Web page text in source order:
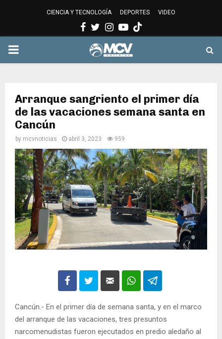
CIENCIA Y TECNOLOGÍA DEPORTES VIDEO
Facebook
Twitter
Instagram
Youtube
PRIMARY
Arranque sangriento el primer día
de las vacaciones semana santa en
Cancún
by mcvnoticias abril 3, 2023 959
Cancún.- En el primer día de semana santa, y en el marco
del arranque de las vacaciones, tres presuntos
narcomenudistas fueron ejecutados en predio aledaño al